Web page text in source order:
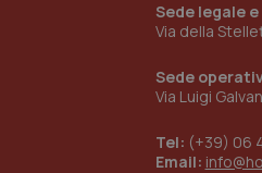
Sede legale
Via della
Sede
Via Luigi
Tel: (+39) 06
Email:
__Secure-
tracking-sites-
named-enable